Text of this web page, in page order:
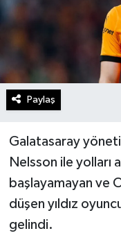
Paylaş
Galatasaray
Nelsson ile yolları
başlayamayan ve
düşen yıldız
gelindi.